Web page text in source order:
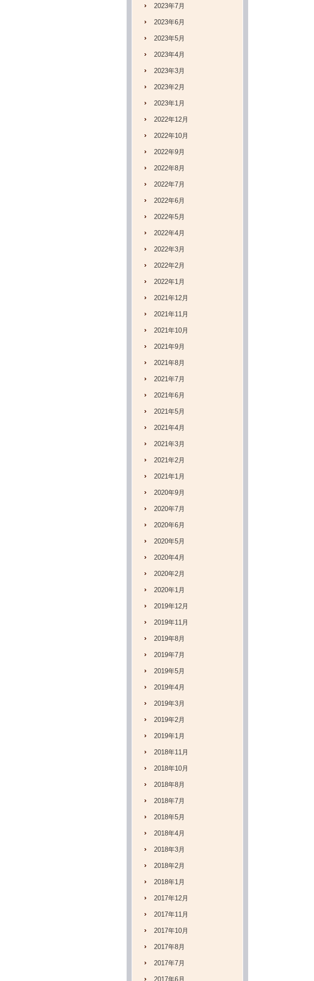
2023年7月
2023年6月
2023年5月
2023年4月
2023年3月
2023年2月
2023年1月
2022年12月
2022年10月
2022年9月
2022年8月
2022年7月
2022年6月
2022年5月
2022年4月
2022年3月
2022年2月
2022年1月
2021年12月
2021年11月
2021年10月
2021年9月
2021年8月
2021年7月
2021年6月
2021年5月
2021年4月
2021年3月
2021年2月
2021年1月
2020年9月
2020年7月
2020年6月
2020年5月
2020年4月
2020年2月
2020年1月
2019年12月
2019年11月
2019年8月
2019年7月
2019年5月
2019年4月
2019年3月
2019年2月
2019年1月
2018年11月
2018年10月
2018年8月
2018年7月
2018年5月
2018年4月
2018年3月
2018年2月
2018年1月
2017年12月
2017年11月
2017年10月
2017年8月
2017年7月
2017年6月